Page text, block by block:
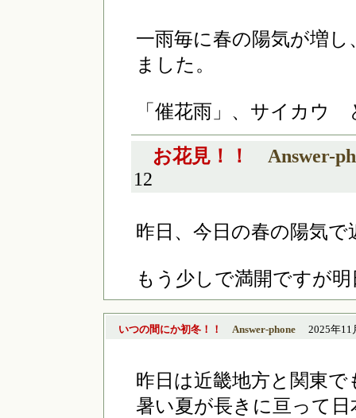
一雨毎に春の陽気が増
ました。
「催花雨」、サイカウ
お花見！！
Answer-
12
昨日、今日の春の陽気
もう少しで満開ですが
いつの間にか初冬！！ Answer-phone 2025年11
昨日は近畿地方と関東
暑い夏が長きに亘って